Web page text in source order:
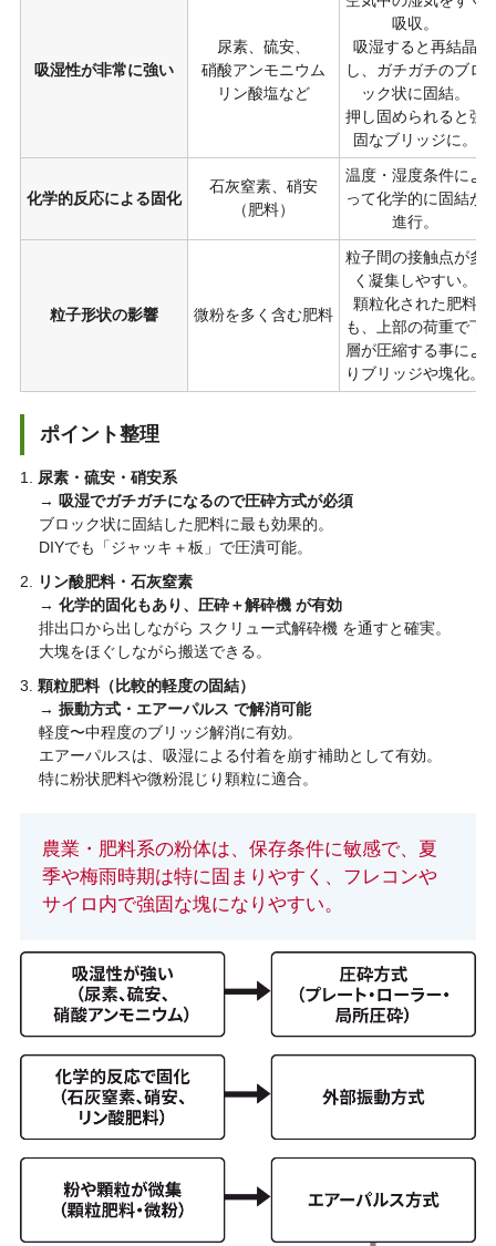
吸湿性が非常に強い
尿素、硫安、
硝酸アンモニウム
リン酸塩など
吸収。
吸湿すると再結晶
し、ガチガチのブロ
ック状に固結。
押し固められると強
固なブリッジに。
化学的反応による固化
石灰窒素、硝安
（肥料）
温度・湿度条件によ
って化学的に固結が
進行。
粒子形状の影響 微粉を多く含む肥料
粒子間の接触点が多
く凝集しやすい。
顆粒化された肥料
も、上部の荷重で下
層が圧縮する事によ
りブリッジや塊化。
ポイント整理
尿素・硫安・硝安系
→ 吸湿でガチガチになるので圧砕方式が必須
ブロック状に固結した肥料に最も効果的。
DIYでも「ジャッキ＋板」で圧潰可能。
リン酸肥料・石灰窒素
→ 化学的固化もあり、圧砕＋解砕機 が有効
排出口から出しながら スクリュー式解砕機 を通すと確実。
大塊をほぐしながら搬送できる。
顆粒肥料（比較的軽度の固結）
→ 振動方式・エアーパルス で解消可能
軽度〜中程度のブリッジ解消に有効。
エアーパルスは、吸湿による付着を崩す補助として有効。
特に粉状肥料や微粉混じり顆粒に適合。
農業・肥料系の粉体は、保存条件に敏感で、夏
季や梅雨時期は特に固まりやすく、フレコンや
サイロ内で強固な塊になりやすい。